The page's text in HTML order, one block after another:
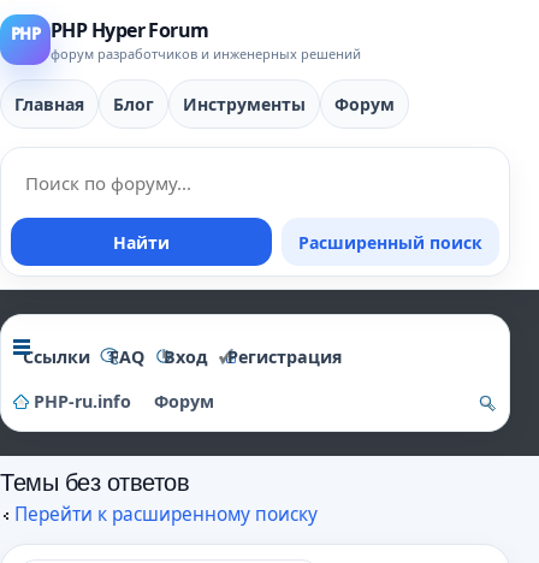
PHP Hyper Forum
форум разработчиков и инженерных решений
Главная Блог Инструменты Форум
Найти Расширенный поиск
Ссылки FAQ Вход
Регистрация
PHP-ru.info
Форум
Темы без ответов
Перейти к расширенному поиску